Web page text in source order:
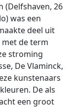
(Delfshaven, 26
was een
deel uit
de term
stroming
De Vlaminck,
kunstenaars
De als
een groot